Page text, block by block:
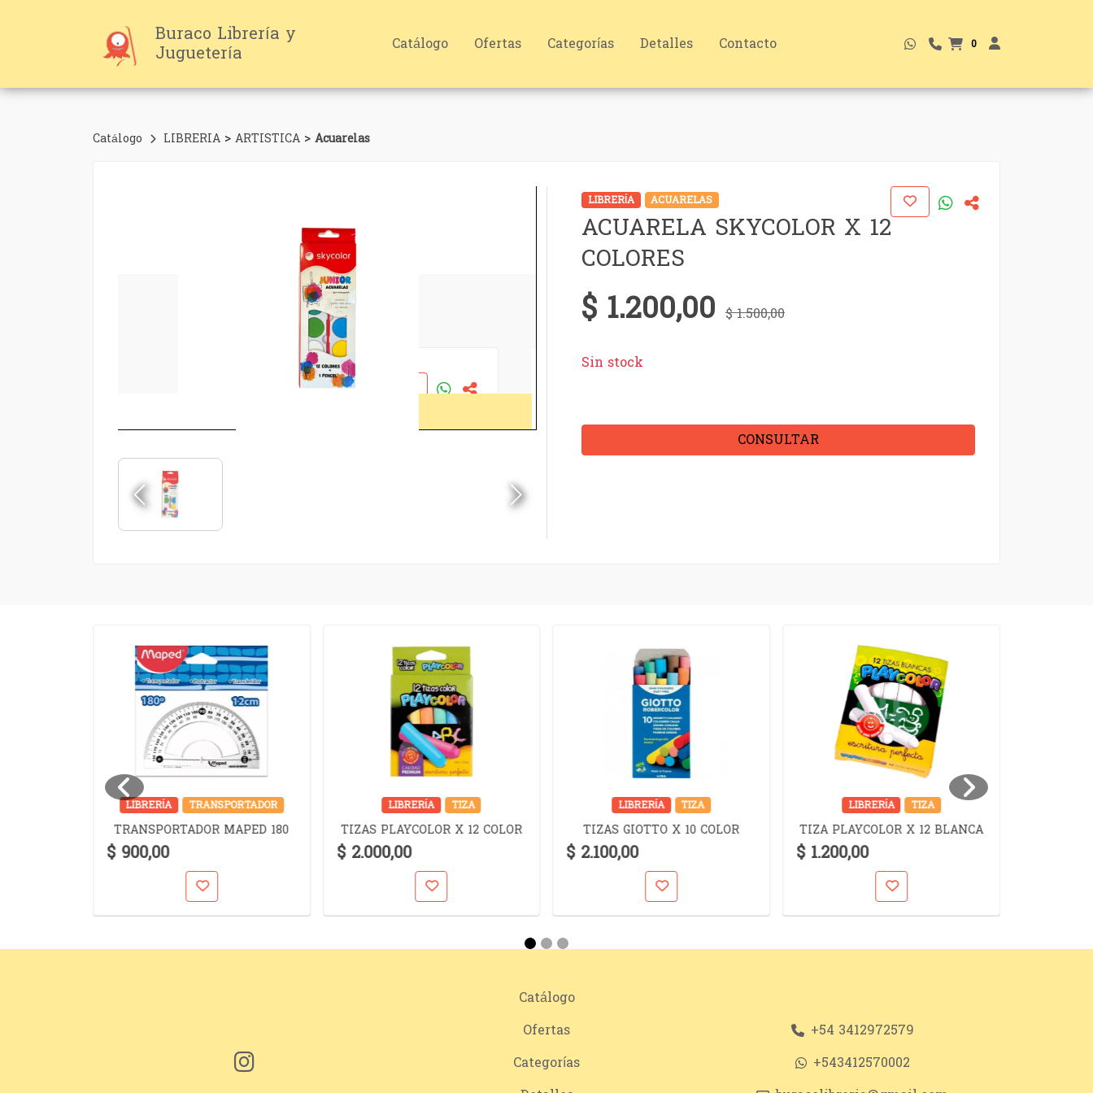
Buraco Librería y
Juguetería Catálogo Ofertas Categorías Detalles Contacto 0
Catálogo LIBRERIA > ARTISTICA > Acuarelas
LIBRERÍA ACUARELAS
ACUARELA SKYCOLOR X 12
COLORES
$ 1.200,00 $ 1.500,00
Sin stock
CONSULTAR
LIBRERÍA TRANSPORTADOR
TRANSPORTADOR MAPED 180
$ 900,00
LIBRERÍA TIZA
TIZAS PLAYCOLOR X 12 COLOR
$ 2.000,00
LIBRERÍA TIZA
TIZAS GIOTTO X 10 COLOR
$ 2.100,00
LIBRERÍA TIZA
TIZA PLAYCOLOR X 12 BLANCA
$ 1.200,00
Catálogo
Ofertas
Categorías
+54 3412972579
+543412570002